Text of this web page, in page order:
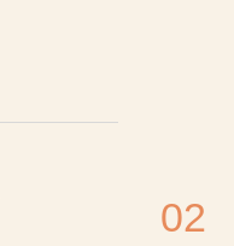
02